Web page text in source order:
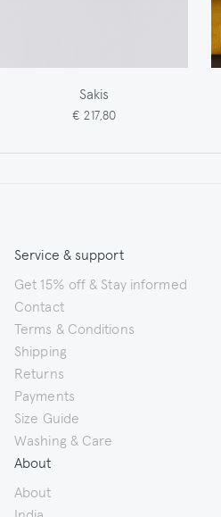
Sakis
€ 217,80
Service & support
Get 15% off & Stay informed
Contact
Terms & Conditions
Shipping
Returns
Payments
Size Guide
Washing & Care
About
About